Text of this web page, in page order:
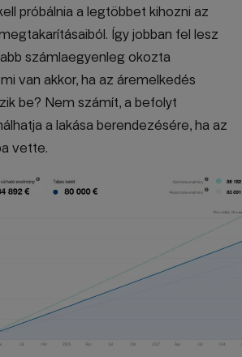
próbálnia a legtöbbet kihozni az
Így jobban fel lesz
számlaegyenleg okozta
van akkor, ha az áremelkedés
be? Nem számít, a befolyt
a lakása berendezésére, ha az
vette.